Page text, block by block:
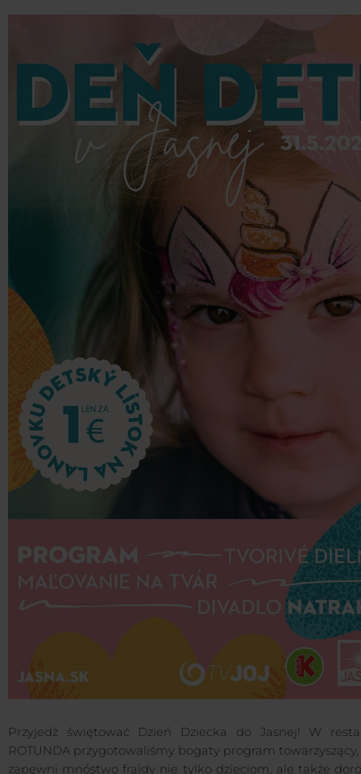
Przyjedź świętować Dzień Dziecka do Jasnej! W
ROTUNDA przygotowaliśmy bogaty program
zapewni mnóstwo frajdy nie tylko dzieciom, ale także